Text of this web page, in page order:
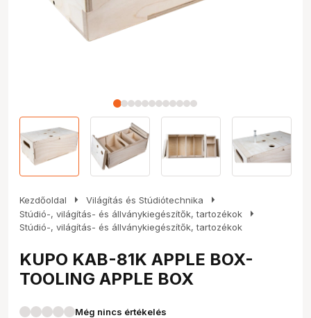
Kezdőoldal arrow_right Világítás és Stúdiótechnika arrow_right
Stúdió-, világítás- és állványkiegészítők, tartozékok arrow_right
Stúdió-, világítás- és állványkiegészítők, tartozékok
KUPO KAB-81K APPLE BOX-
TOOLING APPLE BOX
Még nincs értékelés